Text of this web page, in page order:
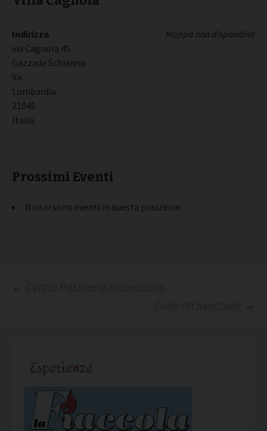
Mappa non disponibile
Indirizzo
via Cagnola 45
Gazzada Schianno
Va
Lombardia
21045
Italia
Prossimi Eventi
Non ci sono eventi in questa posizione
Navigazione
← Centro Pastorale Ambrosiano
Curia Arcivescovile →
Esperienze